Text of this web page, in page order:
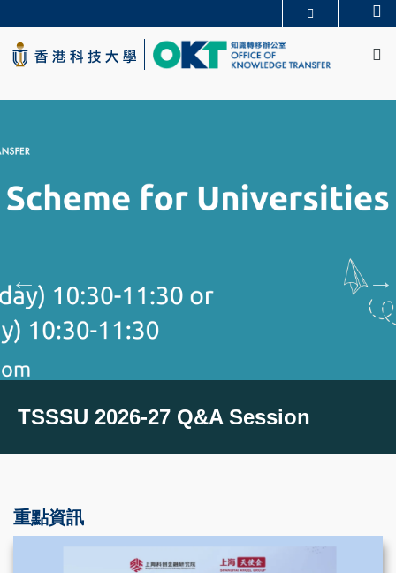
to
main
content
學術部門索引
生活@科大
圖書館
教授簡錄
認識科大
TSSSU 2026-27 Q&A Session
重點資訊